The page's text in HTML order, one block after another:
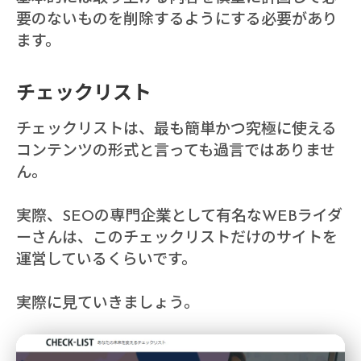
要のないものを削除するようにする必要があり
ます。
チェックリスト
チェックリストは、最も簡単かつ究極に使える
コンテンツの形式と言っても過言ではありませ
ん。
実際、SEOの専門企業として有名なWEBライダ
ーさんは、このチェックリストだけのサイトを
運営しているくらいです。
実際に見ていきましょう。